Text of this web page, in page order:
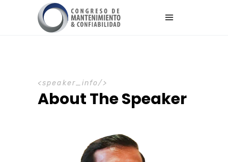
speaker_info
About The Speaker